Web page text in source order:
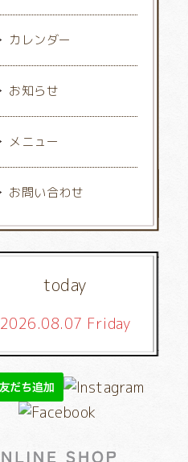
カレンダー
お知らせ
メニュー
お問い合わせ
today
2026.08.07 Friday